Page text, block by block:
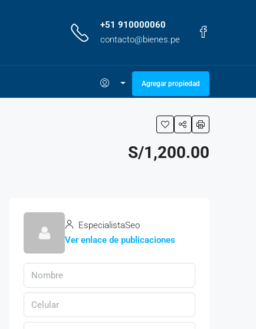
+51 910000060
contacto@bienes.pe
Agregar propiedad
S/1,200.00
EspecialistaSeo
Ver enlace de publicaciones